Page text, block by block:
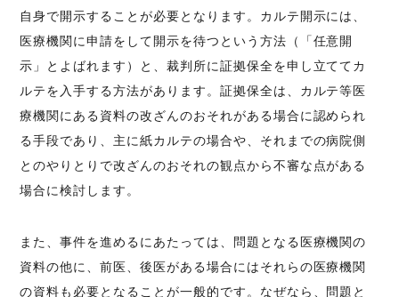
自身で開示することが必要となります。カルテ開示には、
医療機関に申請をして開示を待つという方法（「任意開
示」とよばれます）と、裁判所に証拠保全を申し立ててカ
ルテを入手する方法があります。証拠保全は、カルテ等医
療機関にある資料の改ざんのおそれがある場合に認められ
る手段であり、主に紙カルテの場合や、それまでの病院側
とのやりとりで改ざんのおそれの観点から不審な点がある
場合に検討します。
また、事件を進めるにあたっては、問題となる医療機関の
資料の他に、前医、後医がある場合にはそれらの医療機関
の資料も必要となることが一般的です。なぜなら、問題と